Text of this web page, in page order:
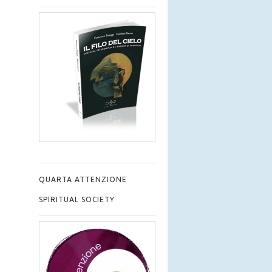
QUARTA ATTENZIONE
SPIRITUAL SOCIETY